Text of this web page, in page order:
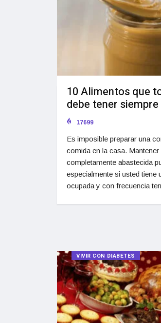
10 Alimentos que
debe tener
17699
Es imposible preparar una
comida en la casa. Mantener
completamente abastecida
especialmente si usted tiene
ocupada y con frecuencia
VIVIR CON DIABETES